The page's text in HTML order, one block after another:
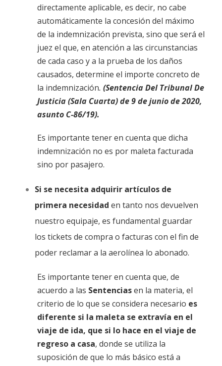
directamente aplicable, es decir, no cabe
automáticamente la concesión del máximo
de la indemnización prevista, sino que será el
juez el que, en atención a las circunstancias
de cada caso y a la prueba de los daños
causados, determine el importe concreto de
la indemnización. (Sentencia Del Tribunal De
Justicia (Sala Cuarta) de 9 de junio de 2020,
asunto C-86/19).
Es importante tener en cuenta que dicha
indemnización no es por maleta facturada
sino por pasajero.
Si se necesita adquirir artículos de
primera necesidad en tanto nos devuelven
nuestro equipaje, es fundamental guardar
los tickets de compra o facturas con el fin de
poder reclamar a la aerolínea lo abonado.
Es importante tener en cuenta que, de
acuerdo a las Sentenciasen la materia, el
criterio de lo que se considera necesario es
diferente si la maleta se extravía en el
viaje de ida, que si lo hace en el viaje de
regreso a casa, donde se utiliza la
suposición de que lo más básico está a